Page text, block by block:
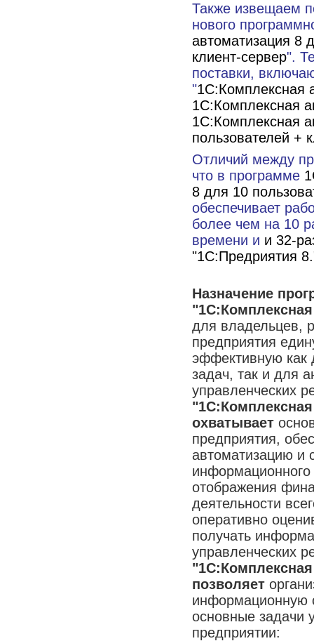
Также извещаем
нового
автоматизация 8
клиент-сервер".
поставки,
"1С:Комплексная
1С:Комплексная
1С:Комплексная
пользователей +
Отличий между
что в программе
8 для 10
обеспечивает
более чем на 10
времени и и 32-
"1С:Предриятия
Назначение
для владельцев,
предприятия
эффективную как
задач, так и для
управленческих
охватывает
предприятия,
автоматизацию и
информационного
отображения
деятельности
оперативно
получать
управленческих
позволяет
информационную
основные задачи
предприятии: